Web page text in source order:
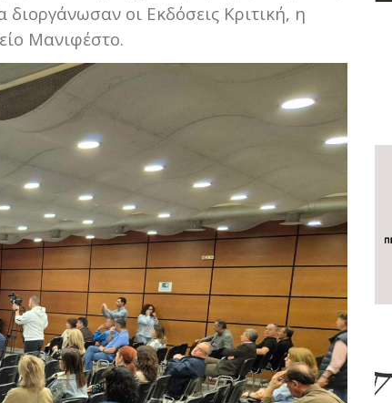
οι Εκδόσεις Κριτική, η
Μανιφέστο.